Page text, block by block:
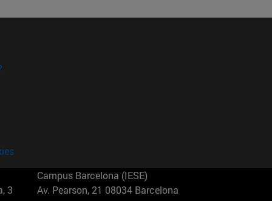
3
Campus Barcelona (IESE)
Av. Pearson, 21 08034 Barcelona